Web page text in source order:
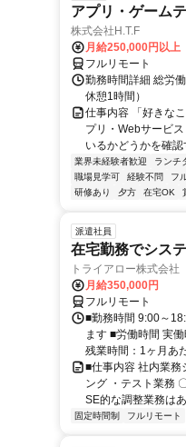
アプリ・ゲーム
株式会社H.T.F
月給250,000円以上
フルリモート
勤務時間詳細 総労
休憩1時間）
仕事内容 「好きな
プリ・Webサービ
いるかどうかを確
業界未経験者歓迎 ランチ
職場見学可
経験不問 フ
研修あり
夕方 在宅OK
派遣社員
在宅勤務でシス
トライアロー株式会社
月給350,000円
フルリモート
■勤務時間 9:00～
ます ■労働時間 実
残業時間：1ヶ月あ
■仕事内容 社内業務
ング ・テスト業務
SE的な調整業務は
固定時間制 フルリモート